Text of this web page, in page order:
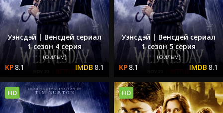
Уэнсдэй | Венсдей сериал
1 сезон 4 серия
(фильм)
8.1 8.1
Уэнсдэй | Венсдей сериал
1 сезон 5 серия
(фильм)
8.1 8.1
HD HD